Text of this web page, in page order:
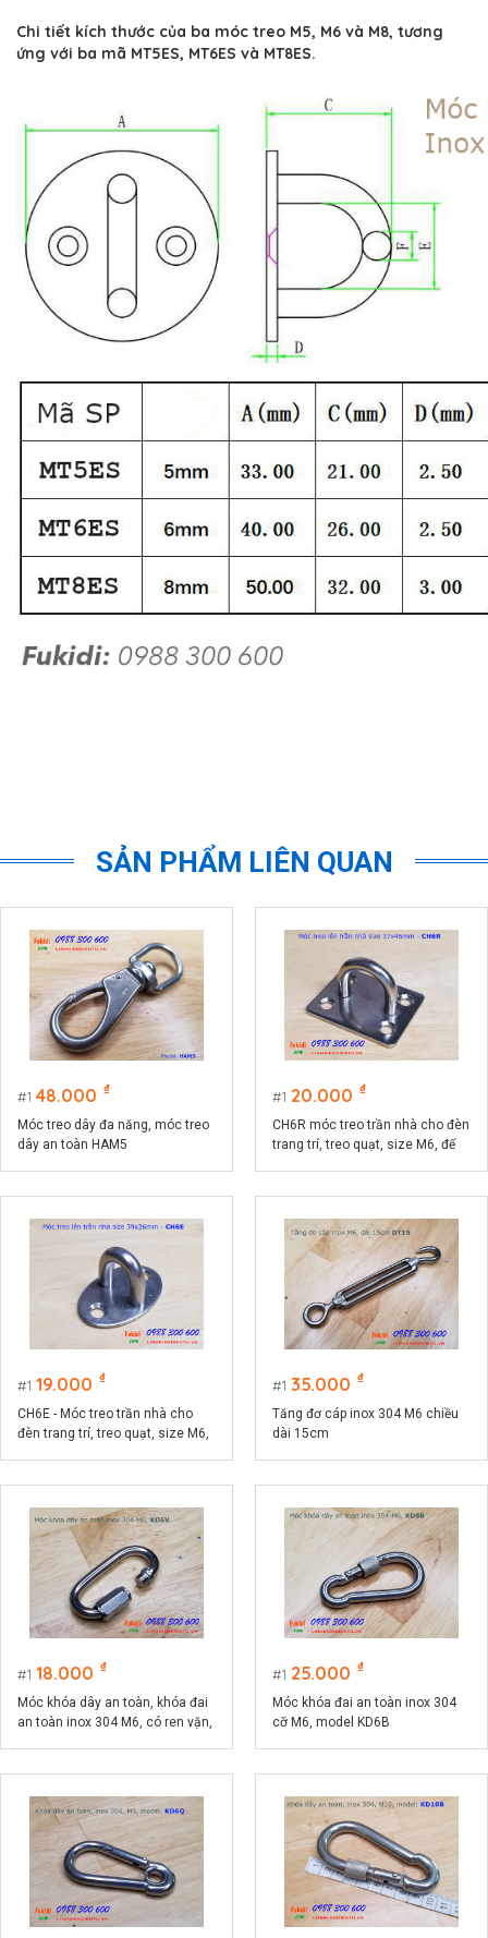
Chi tiết kích thước của ba móc treo M5, M6 và M8, tương
ứng với ba mã MT5ES, MT6ES và MT8ES.
SẢN PHẨM LIÊN QUAN
1 48.000 ₫
Móc treo dây đa năng, móc treo
dây an toàn HAM5
1 20.000 ₫
CH6R móc treo trần nhà cho đèn
trang trí, treo quạt, size M6, đế
1 19.000 ₫
CH6E - Móc treo trần nhà cho
đèn trang trí, treo quạt, size M6,
1 35.000 ₫
Tăng đơ cáp inox 304 M6 chiều
dài 15cm
1 18.000 ₫
Móc khóa dây an toàn, khóa đai
an toàn inox 304 M6, có ren vặn,
1 25.000 ₫
Móc khóa đai an toàn inox 304
cỡ M6, model KD6B